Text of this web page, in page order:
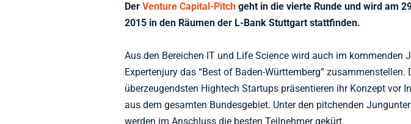
DerVenture Capital-Pitch geht in die vierte Runde und wird am
2015 in den Räumen der L-Bank Stuttgart stattfinden.
Aus den Bereichen IT und Life Science wird auch im kommenden
Expertenjury das “Best of Baden-Württemberg” zusammenstellen.
überzeugendsten Hightech Startups präsentieren ihr Konzept vor
aus dem gesamten Bundesgebiet. Unter den pitchenden
werden im Anschluss die besten Teilnehmer gekürt.